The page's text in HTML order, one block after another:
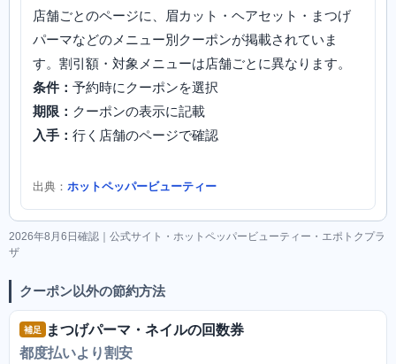
店舗ごとのページに、眉カット・ヘアセット・まつげ
パーマなどのメニュー別クーポンが掲載されていま
す。割引額・対象メニューは店舗ごとに異なります。
条件： 予約時にクーポンを選択
期限： クーポンの表示に記載
入手： 行く店舗のページで確認
出典： ホットペッパービューティー
2026年8月6日確認｜公式サイト・ホットペッパービューティー・エポトクプラ
ザ
クーポン以外の節約方法
補足
まつげパーマ・ネイルの回数券
都度払いより割安